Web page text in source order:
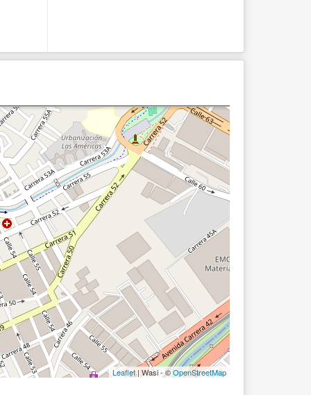
Leaflet| Wasi - ©OpenStreetMap